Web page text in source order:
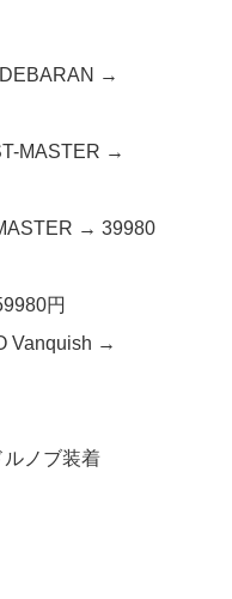
→
MASTER →
→ 39980
円
Vanquish →
ノブ装着